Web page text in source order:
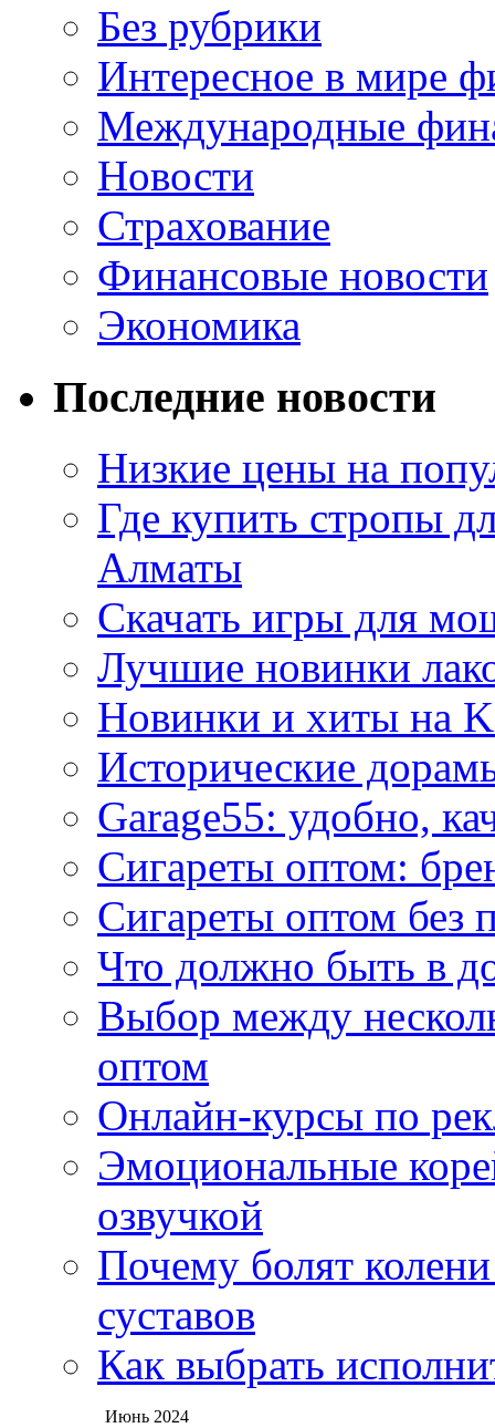
Без рубрики
Интересное в мире
Международные
Новости
Страхование
Финансовые новости
Экономика
Последние новости
Низкие цены на
Где купить стропы
Алматы
Скачать игры для
Лучшие новинки
Новинки и хиты на
Исторические
Garage55: удобно,
Сигареты оптом:
Сигареты оптом без
Что должно быть в
Выбор между
оптом
Онлайн-курсы по
Эмоциональные
озвучкой
Почему болят
суставов
Как выбрать
Июнь 2024